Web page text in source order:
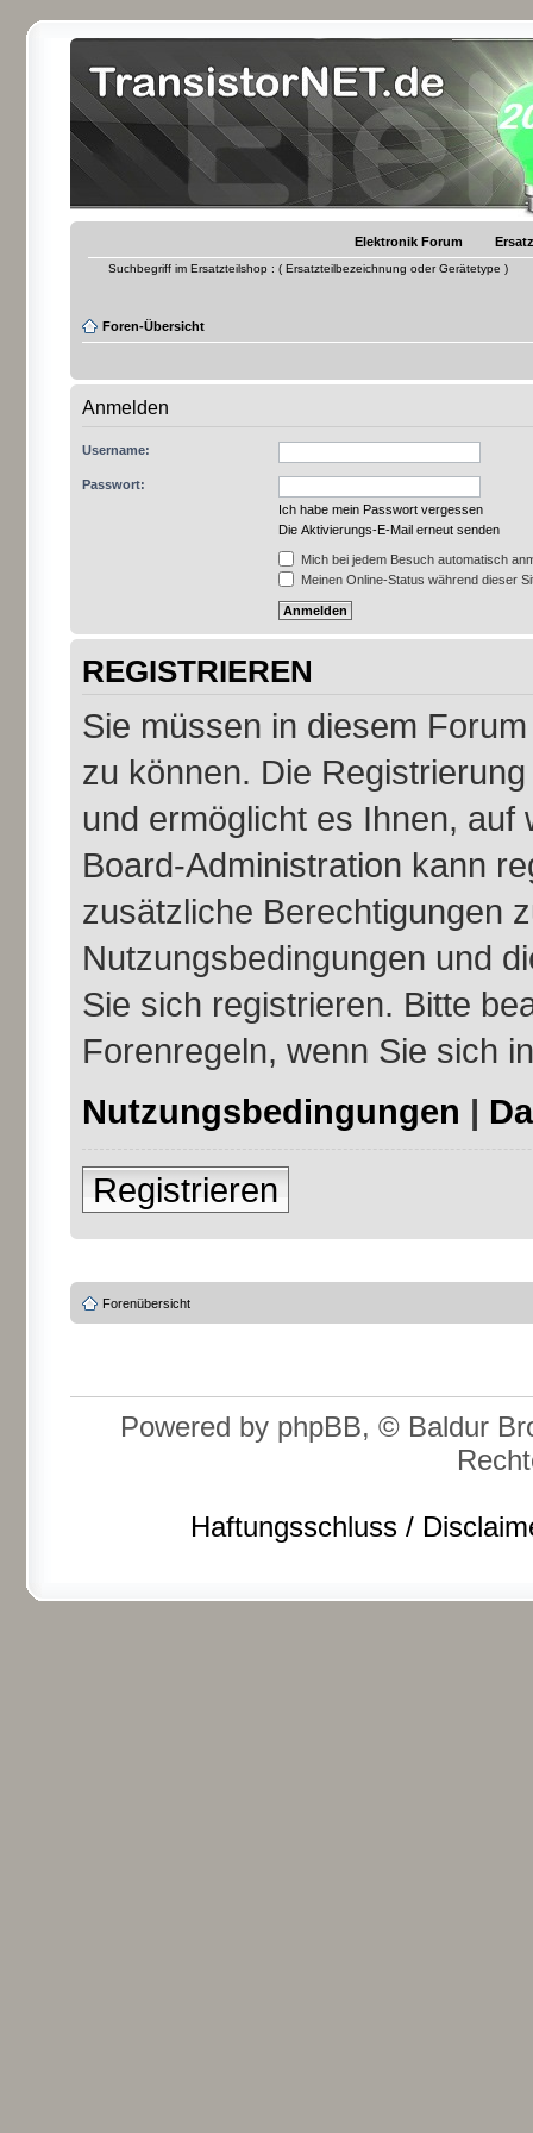
Elektronik Forum
Suchbegriff im Ersatzteilshop : ( Ersatzteilbezeichnung oder Gerätetype )
Foren-Übersicht
Anmelden
Username:
Passwort:
Ich habe mein Passwort vergessen
Die Aktivierungs-E-Mail erneut senden
Mich bei jedem Besuch automatisch
Meinen Online-Status während dieser
REGISTRIEREN
Sie müssen in diesem
zu können. Die
und ermöglicht es Ihnen,
Board-Administration kann
zusätzliche Berechtigungen
Nutzungsbedingungen und
Sie sich registrieren. Bitte
Forenregeln, wenn Sie sich
Nutzungsbedingungen |
Registrieren
Forenübersicht
Powered by phpBB, © Baldur
Haftungsschluss /